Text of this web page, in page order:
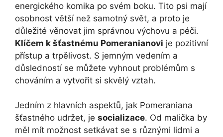
energického komika po svém boku. Tito psi mají
osobnost větší než samotný svět, a proto je
důležité věnovat jim správnou výchovu a péči.
Klíčem k šťastnému Pomeranianovi je pozitivní
přístup a trpělivost. S jemným vedením a
důsledností se můžete vyhnout problémům s
chováním a vytvořit si skvělý vztah.
Jedním z hlavních aspektů, jak Pomeraniana
šťastného udržet, je socializace. Od malička by
měl mít možnost setkávat se s různými lidmi a